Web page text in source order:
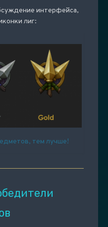
интерфейса,
лиг:
тем лучше!